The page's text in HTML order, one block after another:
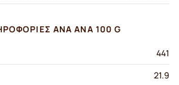
ΑΝΆ ΑΝΆ 100 G
441
21.9